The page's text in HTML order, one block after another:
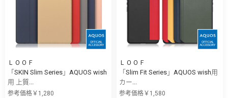
ＬＯＯＦ
「SKIN Slim Series」AQUOS wish
用 上質...
参考価格￥1,280
ＬＯＯＦ
「Slim Fit Series」AQUOS wish用
カー...
参考価格￥1,580